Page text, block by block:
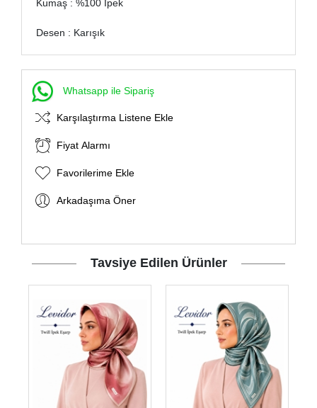
Kumaş : %100 İpek
Desen : Karışık
Whatsapp ile Sipariş
Karşılaştırma Listene Ekle
Fiyat Alarmı
Favorilerime Ekle
Arkadaşıma Öner
Tavsiye Edilen Ürünler